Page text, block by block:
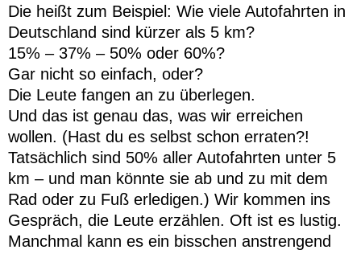
Die heißt zum Beispiel: Wie viele Autofahrten in
Deutschland sind kürzer als 5 km?
15% – 37% – 50% oder 60%?
Gar nicht so einfach, oder?
Die Leute fangen an zu überlegen.
Und das ist genau das, was wir erreichen
wollen. (Hast du es selbst schon erraten?!
Tatsächlich sind 50% aller Autofahrten unter 5
km – und man könnte sie ab und zu mit dem
Rad oder zu Fuß erledigen.) Wir kommen ins
Gespräch, die Leute erzählen. Oft ist es lustig.
Manchmal kann es ein bisschen anstrengend